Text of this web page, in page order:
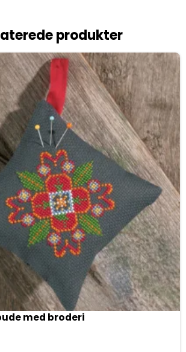
produkter
med broderi